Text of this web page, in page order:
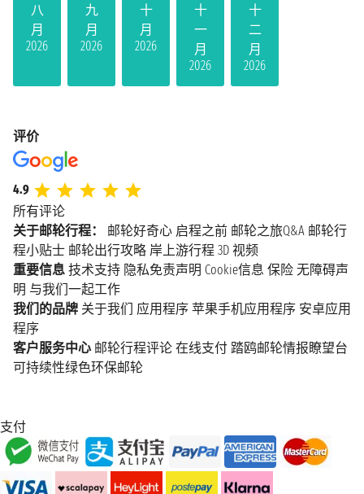
八
月
2026
九
月
2026
十
月
2026
十
一
月
2026
十
二
月
2026
评价
4.9
所有评论
关于邮轮行程：
邮轮好奇心 启程之前 邮轮之旅Q&A 邮轮行
程小贴士 邮轮出行攻略 岸上游行程 3D 视频
重要信息 技术支持 隐私免责声明 Cookie信息 保险 无障碍声
明 与我们一起工作
我们的品牌 关于我们 应用程序 苹果手机应用程序 安卓应用
程序
客户服务中心 邮轮行程评论 在线支付 踏鸥邮轮情报瞭望台
可持续性绿色环保邮轮
支付